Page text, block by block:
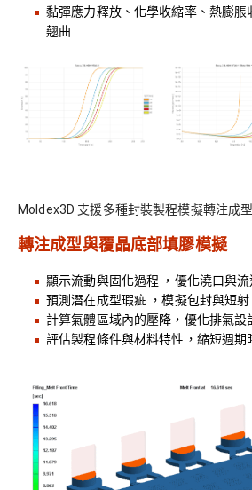
黏彈應力釋放、化學收縮率、熱膨脹
翹曲
Moldex3D 支援多種封裝製程模擬轉注成
轉注成型與覆晶底部填膠模擬
顯示流動與固化過程 ，優化澆口與
預測潛在成型瑕疵 ，模擬包封與短射
計算氣體區域內的壓降，優化排氣設
評估製程條件與材料特性，縮短週期